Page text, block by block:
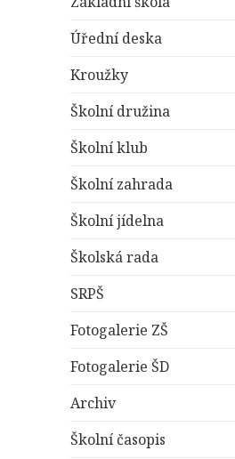
Úřední deska
Kroužky
Školní družina
Školní klub
Školní zahrada
Školní jídelna
Školská rada
SRPŠ
Fotogalerie ZŠ
Fotogalerie ŠD
Archiv
Školní časopis